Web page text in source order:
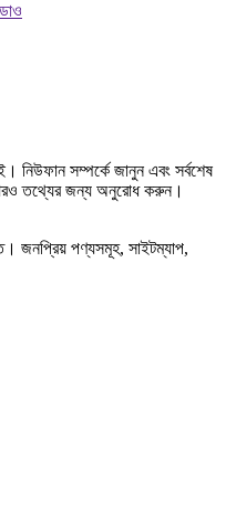
নিউফান সম্পর্কে জানুন এবং সর্বশেষ
তথ্যের জন্য অনুরোধ করুন।
জনপ্রিয় পণ্যসমূহ, সাইটম্যাপ,